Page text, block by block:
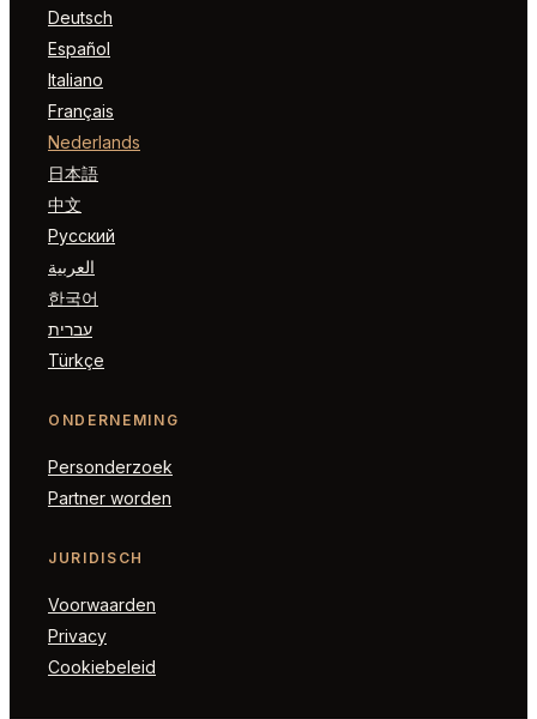
Deutsch
Español
Italiano
Français
Nederlands
日本語
中文
Русский
العربية
한국어
עברית
Türkçe
ONDERNEMING
Personderzoek
Partner worden
JURIDISCH
Voorwaarden
Privacy
Cookiebeleid